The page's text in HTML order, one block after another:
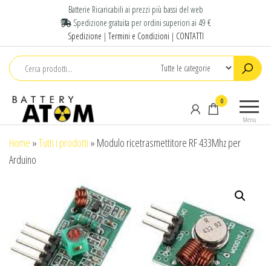
Batterie Ricaricabili ai prezzi più bassi del web
Spedizione gratuita per ordini superiori ai 49 €
Spedizione | Termini e Condizioni | CONTATTI
Batterie
Litio
Online
Atom
selezione
di Pile e
batterie
per
allarmi,
dispositivi
medicali e
utensili
Menu
0
Home »Tutti i prodotti » Modulo ricetrasmettitore RF 433Mhz per
Arduino